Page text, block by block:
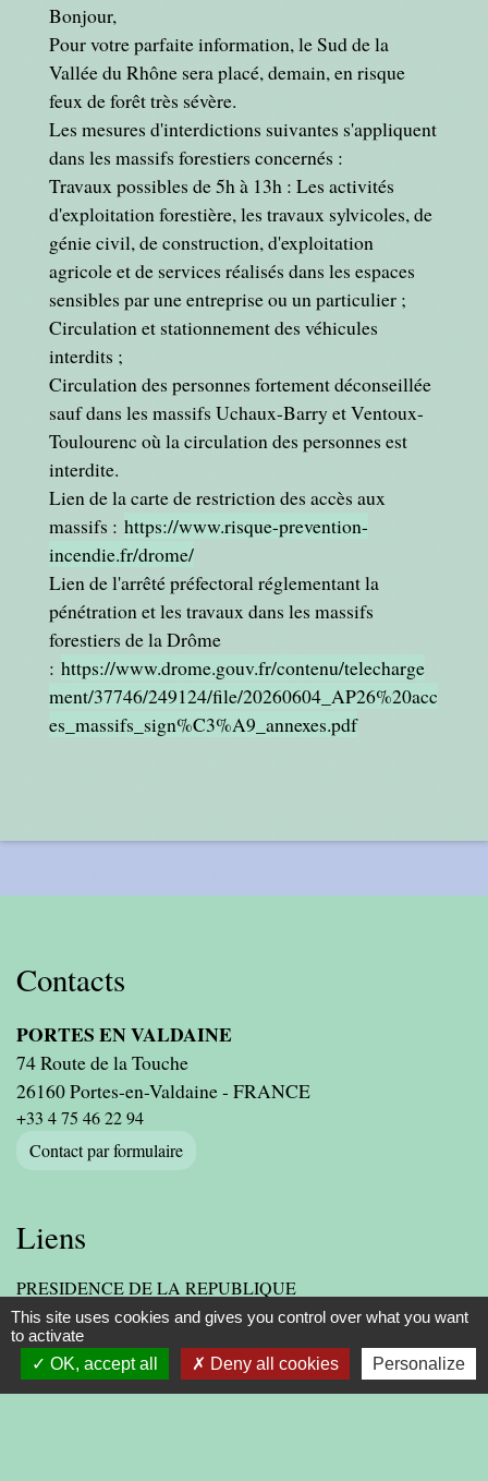
Bonjour,
Pour votre parfaite information, le Sud de la
Vallée du Rhône sera placé, demain, en risque
feux de forêt très sévère.
Les mesures d'interdictions suivantes s'appliquent
dans les massifs forestiers concernés :
Travaux possibles de 5h à 13h : Les activités
d'exploitation forestière, les travaux sylvicoles, de
génie civil, de construction, d'exploitation
agricole et de services réalisés dans les espaces
sensibles par une entreprise ou un particulier ;
Circulation et stationnement des véhicules
interdits ;
Circulation des personnes fortement déconseillée
sauf dans les massifs Uchaux-Barry et Ventoux-
Toulourenc où la circulation des personnes est
interdite.
Lien de la carte de restriction des accès aux
massifs : https://www.risque-prevention-
incendie.fr/drome/
Lien de l'arrêté préfectoral réglementant la
pénétration et les travaux dans les massifs
forestiers de la Drôme
: https://www.drome.gouv.fr/contenu/telecharge
ment/37746/249124/file/20260604_AP26%20acc
es_massifs_sign%C3%A9_annexes.pdf
Contacts
PORTES EN VALDAINE
74 Route de la Touche
26160 Portes-en-Valdaine - FRANCE
+33 4 75 46 22 94
Contact par formulaire
Liens
PRESIDENCE DE LA REPUBLIQUE
PREMIER MINISTRE
MINISTERE DE L'INTERIEUR
ASSEMBLEE NATIONALE
CONSEIL D'ETAT
This site uses cookies and gives you control over what you want
to activate
OK, accept all
Deny all cookies Personalize